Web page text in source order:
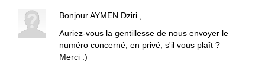
Bonjour AYMEN Dziri ,
Auriez-vous la gentillesse de nous envoyer le
numéro concerné, en privé, s'il vous plaît ?
Merci :)